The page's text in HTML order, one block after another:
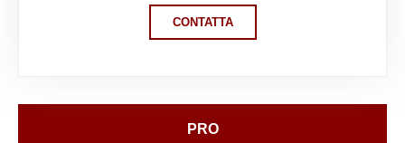
CONTATTA
PRO